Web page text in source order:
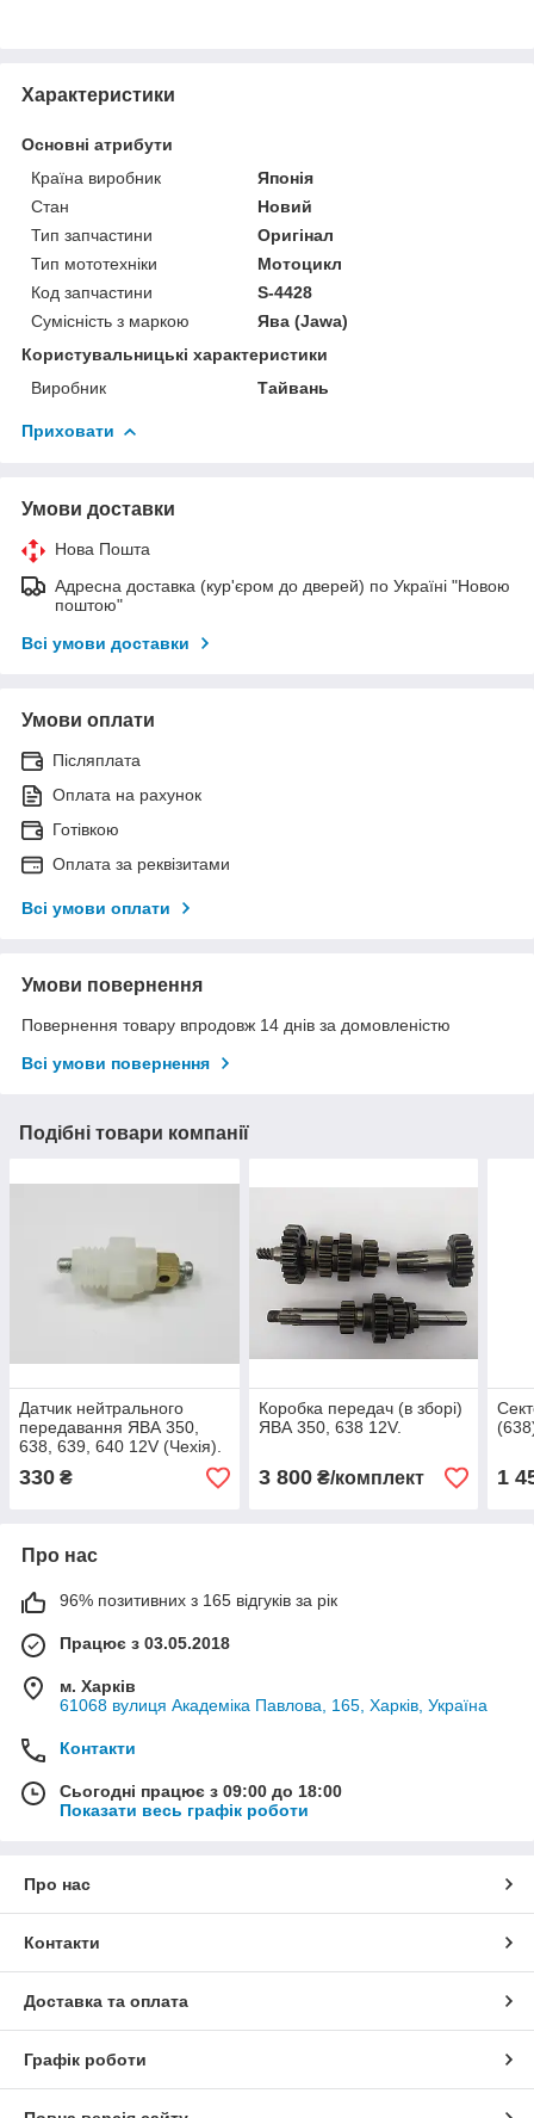
Характеристики
Основні атрибути
Країна виробник
Японія
Стан
Новий
Тип запчастини
Оригінал
Тип мототехніки
Мотоцикл
Код запчастини
S-4428
Сумісність з маркою
Ява (Jawa)
Користувальницькі характеристики
Виробник
Тайвань
Приховати
Умови доставки
Нова Пошта
Адресна доставка (кур'єром до дверей) по Україні "Новою
поштою"
Всі умови доставки
Умови оплати
Післяплата
Оплата на рахунок
Готівкою
Оплата за реквізитами
Всі умови оплати
Умови повернення
Повернення товару впродовж 14 днів за домовленістю
Всі умови повернення
Подібні товари компанії
Датчик нейтрального
передавання ЯВА 350,
638, 639, 640 12V (Чехія).
330 ₴
Коробка передач (в зборі)
ЯВА 350, 638 12V.
3 800₴/комплект 1
Про нас
96% позитивних з 165 відгуків за рік
Працює з 03.05.2018
м. Харків
61068 вулиця Академіка Павлова, 165, Харків, Україна
Контакти
Сьогодні працює з 09:00 до 18:00
Показати весь графік роботи
Про нас
Контакти
Доставка та оплата
Графік роботи